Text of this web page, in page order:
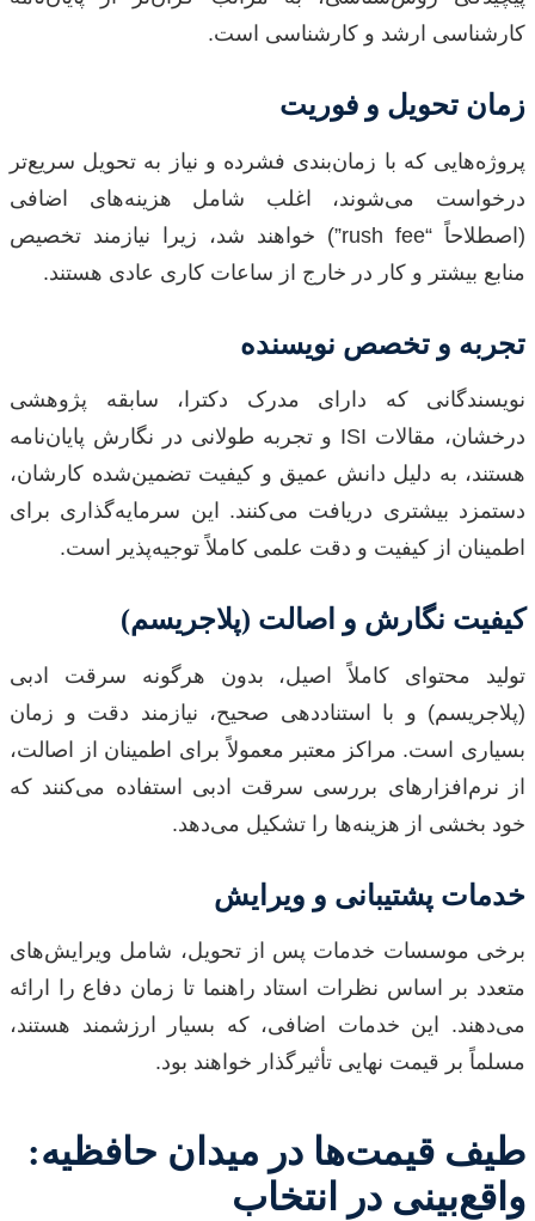
کارشناسی ارشد و کارشناسی است.
زمان تحویل و فوریت
پروژه‌هایی که با زمان‌بندی فشرده و نیاز به تحویل سریع‌تر
درخواست می‌شوند، اغلب شامل هزینه‌های اضافی
(اصطلاحاً “rush fee”) خواهند شد، زیرا نیازمند تخصیص
منابع بیشتر و کار در خارج از ساعات کاری عادی هستند.
تجربه و تخصص نویسنده
نویسندگانی که دارای مدرک دکترا، سابقه پژوهشی
درخشان، مقالات ISI و تجربه طولانی در نگارش پایان‌نامه
هستند، به دلیل دانش عمیق و کیفیت تضمین‌شده کارشان،
دستمزد بیشتری دریافت می‌کنند. این سرمایه‌گذاری برای
اطمینان از کیفیت و دقت علمی کاملاً توجیه‌پذیر است.
کیفیت نگارش و اصالت (پلاجریسم)
تولید محتوای کاملاً اصیل، بدون هرگونه سرقت ادبی
(پلاجریسم) و با استناددهی صحیح، نیازمند دقت و زمان
بسیاری است. مراکز معتبر معمولاً برای اطمینان از اصالت،
از نرم‌افزارهای بررسی سرقت ادبی استفاده می‌کنند که
خود بخشی از هزینه‌ها را تشکیل می‌دهد.
خدمات پشتیبانی و ویرایش
برخی موسسات خدمات پس از تحویل، شامل ویرایش‌های
متعدد بر اساس نظرات استاد راهنما تا زمان دفاع را ارائه
می‌دهند. این خدمات اضافی، که بسیار ارزشمند هستند،
مسلماً بر قیمت نهایی تأثیرگذار خواهند بود.
طیف قیمت‌ها در میدان حافظیه:
واقع‌بینی در انتخاب